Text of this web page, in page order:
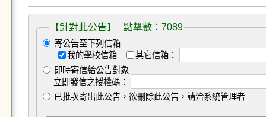
【針對此公告】 點擊數：7089
寄公告至下列信箱
我的學校信箱
其它信箱：
即時寄信給公告對象
立即發信之授權碼：
已批次寄出此公告，欲刪除此公告，請洽系統管理者